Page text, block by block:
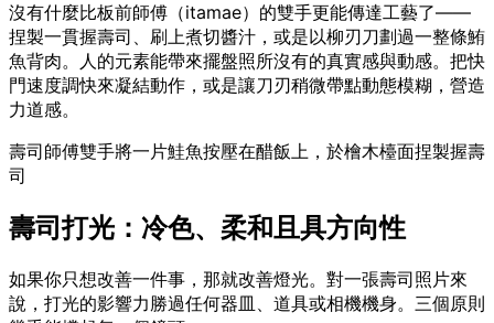
沒有什麼比板前師傅（itamae）的雙手更能傳達工藝了——
捏製一貫握壽司、刷上煮切醬汁，或是以柳刃刀劃過一整條鮪
魚背肉。人的元素能帶來擺盤照所沒有的真實感與動感。把快
門速度調快來凝結動作，或是讓刀刃稍微帶點動態模糊，營造
力道感。
壽司師傅雙手將一片鮭魚按壓在醋飯上，於檜木檯面捏製握壽
司
壽司打光：冷色、柔和且具方向性
如果你只想改善一件事，那就改善燈光。對一張壽司照片來
說，打光的影響力勝過任何器皿、道具或相機機身。三個原則